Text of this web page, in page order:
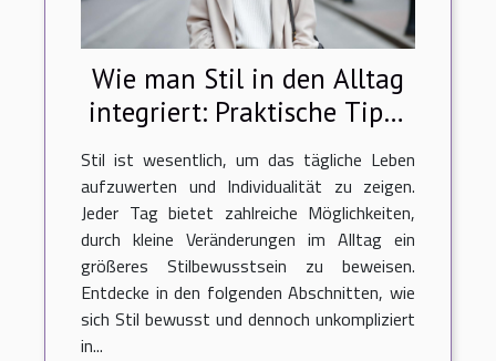
Wie man Stil in den Alltag
integriert: Praktische Tipps
für jeden Tag
Stil ist wesentlich, um das tägliche Leben
aufzuwerten und Individualität zu zeigen.
Jeder Tag bietet zahlreiche Möglichkeiten,
durch kleine Veränderungen im Alltag ein
größeres Stilbewusstsein zu beweisen.
Entdecke in den folgenden Abschnitten, wie
sich Stil bewusst und dennoch unkompliziert
in...